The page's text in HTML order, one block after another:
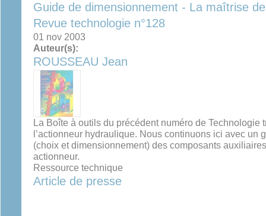
Guide de dimensionnement - La maîtrise
Revue technologie n°128
01 nov 2003
Auteur(s):
ROUSSEAU Jean
La Boîte à outils du précédent numéro de Technologie
l’actionneur hydraulique. Nous continuons ici avec un
(choix et dimensionnement) des composants
actionneur.
Ressource technique
Article de presse